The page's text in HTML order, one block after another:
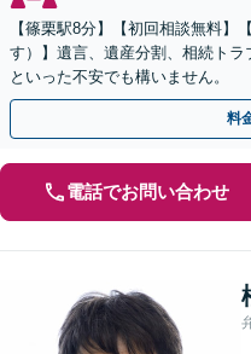
【篠栗駅8分】【初回相談無料】
す）】遺言、遺産分割、相続ト
といった不安でも構いません。
料
電話でお問い合わせ